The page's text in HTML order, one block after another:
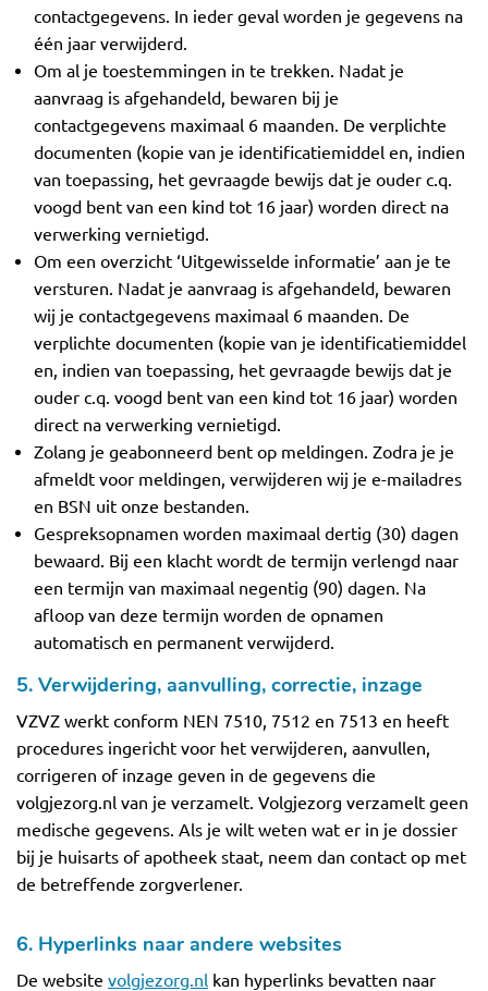
contactgegevens. In ieder geval worden je gegevens na
één jaar verwijderd.
Om al je toestemmingen in te trekken. Nadat je
aanvraag is afgehandeld, bewaren bij je
contactgegevens maximaal 6 maanden. De verplichte
documenten (kopie van je identificatiemiddel en, indien
van toepassing, het gevraagde bewijs dat je ouder c.q.
voogd bent van een kind tot 16 jaar) worden direct na
verwerking vernietigd.
Om een overzicht ‘Uitgewisselde informatie’ aan je te
versturen. Nadat je aanvraag is afgehandeld, bewaren
wij je contactgegevens maximaal 6 maanden. De
verplichte documenten (kopie van je identificatiemiddel
en, indien van toepassing, het gevraagde bewijs dat je
ouder c.q. voogd bent van een kind tot 16 jaar) worden
direct na verwerking vernietigd.
Zolang je geabonneerd bent op meldingen. Zodra je je
afmeldt voor meldingen, verwijderen wij je e-mailadres
en BSN uit onze bestanden.
Gespreksopnamen worden maximaal dertig (30) dagen
bewaard. Bij een klacht wordt de termijn verlengd naar
een termijn van maximaal negentig (90) dagen. Na
afloop van deze termijn worden de opnamen
automatisch en permanent verwijderd.
5. Verwijdering, aanvulling, correctie, inzage
VZVZ werkt conform NEN 7510, 7512 en 7513 en heeft
procedures ingericht voor het verwijderen, aanvullen,
corrigeren of inzage geven in de gegevens die
volgjezorg.nl van je verzamelt. Volgjezorg verzamelt geen
medische gegevens. Als je wilt weten wat er in je dossier
bij je huisarts of apotheek staat, neem dan contact op met
de betreffende zorgverlener.
6. Hyperlinks naar andere websites
De website volgjezorg.nl kan hyperlinks bevatten naar